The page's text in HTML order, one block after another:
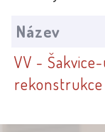
Název
VV -